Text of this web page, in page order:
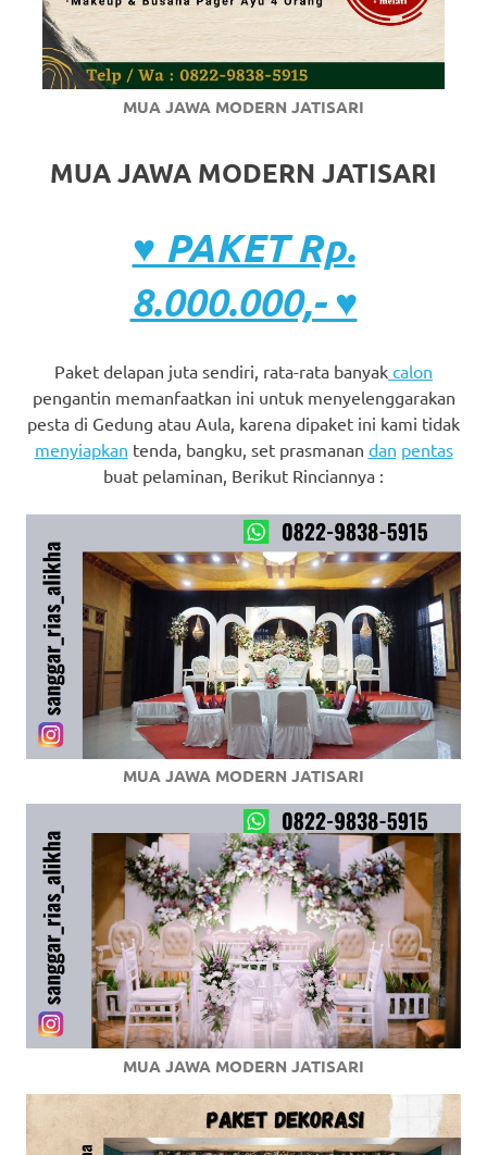
MUA JAWA MODERN JATISARI
MUA JAWA MODERN JATISARI
♥ PAKET Rp.
8.000.000,- ♥
Paket delapan juta sendiri, rata-rata banyak calon
pengantin memanfaatkan ini untuk menyelenggarakan
pesta di Gedung atau Aula, karena dipaket ini kami tidak
menyiapkan tenda, bangku, set prasmanan dan pentas
buat pelaminan, Berikut Rinciannya :
MUA JAWA MODERN JATISARI
MUA JAWA MODERN JATISARI